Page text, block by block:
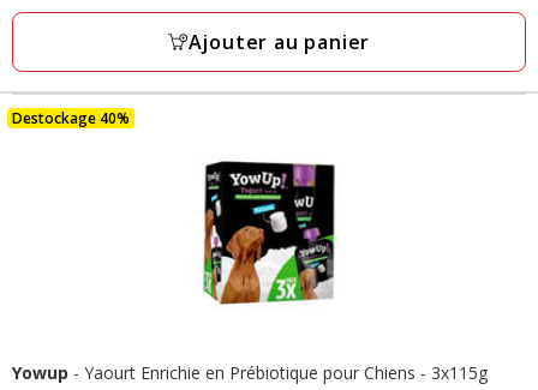
4
Ajouter au panier
Destockage 40%
Yowup - Yaourt Enrichie en Prébiotique pour Chiens - 3x115g